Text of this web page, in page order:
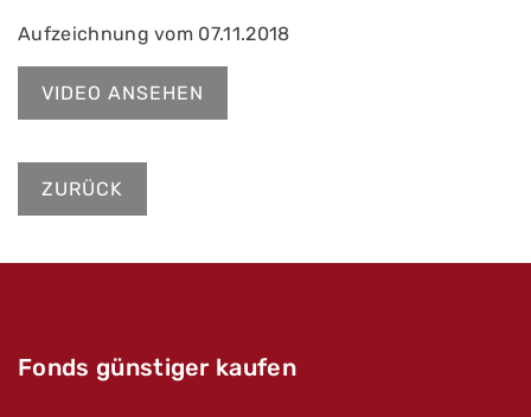
Aufzeichnung vom 07.11.2018
VIDEO ANSEHEN
ZURÜCK
Fonds günstiger kaufen